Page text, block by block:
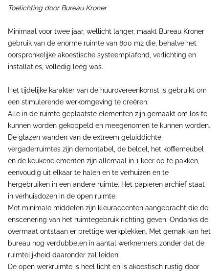
Toelichting door Bureau Kroner
Minimaal voor twee jaar, wellicht langer, maakt Bureau Kroner
gebruik van de enorme ruimte van 800 m2 die, behalve het
oorspronkelijke akoestische systeemplafond, verlichting en
installaties, volledig leeg was.
Het tijdelijke karakter van de huurovereenkomst is gebruikt om
een stimulerende werkomgeving te creëren.
Alle in de ruimte geplaatste elementen zijn gemaakt om los te
kunnen worden gekoppeld en meegenomen te kunnen worden.
De glazen wanden van de extreem geluiddichte
vergaderruimtes zijn demontabel, de belcel, het koffiemeubel
en de keukenelementen zijn allemaal in 1 keer op te pakken,
eenvoudig uit elkaar te halen en te verhuizen en te
hergebruiken in een andere ruimte. Het papieren archief staat
in verhuisdozen in de open ruimte.
Met minimale middelen zijn kleuraccenten aangebracht die de
enscenering van het ruimtegebruik richting geven. Ondanks de
overmaat ontstaan er prettige werkplekken. Met gemak kan het
bureau nog verdubbelen in aantal werknemers zonder dat de
ruimtelijkheid daaronder zal leiden.
De open werkruimte is heel licht en is akoestisch rustig door